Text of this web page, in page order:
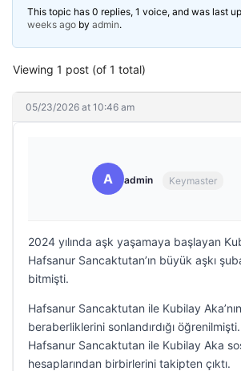
This topic has 0 replies, 1 voice, and was last
weeks ago by admin.
Viewing 1 post (of 1 total)
05/23/2026 at 10:46 am
A admin Keymaster
2024 yılında aşk yaşamaya başlayan
Hafsanur Sancaktutan’ın büyük aşkı
bitmişti.
Hafsanur Sancaktutan ile Kubilay Aka’nın
beraberliklerini sonlandırdığı öğrenilmişti.
Hafsanur Sancaktutan ile Kubilay Aka
hesaplarından birbirlerini takipten çıktı.